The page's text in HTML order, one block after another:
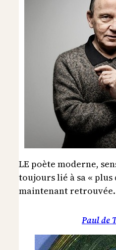
LE poète moderne,
toujours lié à sa « plus
maintenant retrouvée.
Paul de